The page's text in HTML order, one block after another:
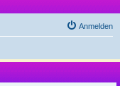
Anmelden